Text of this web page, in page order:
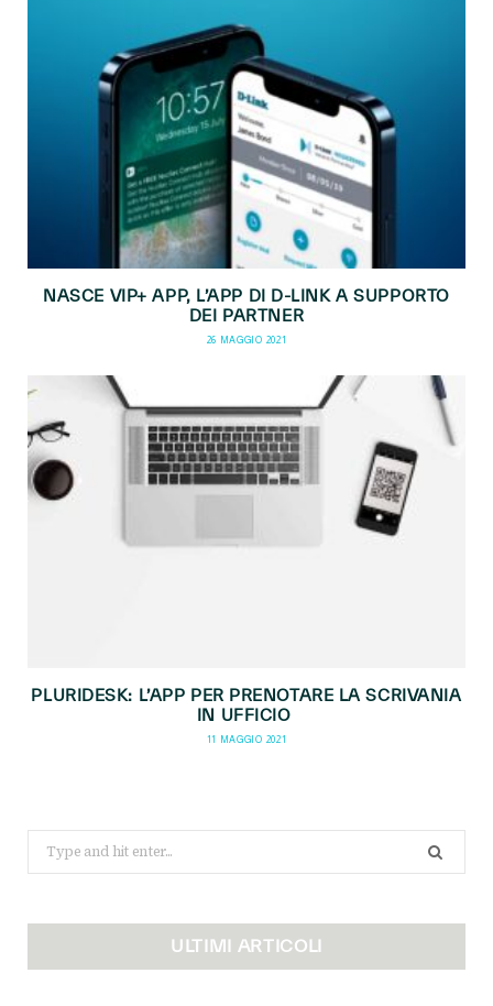
NASCE VIP+ APP, L’APP DI D-LINK A SUPPORTO
DEI PARTNER
26 MAGGIO 2021
PLURIDESK: L’APP PER PRENOTARE LA SCRIVANIA
IN UFFICIO
11 MAGGIO 2021
Search
for:
ULTIMI ARTICOLI